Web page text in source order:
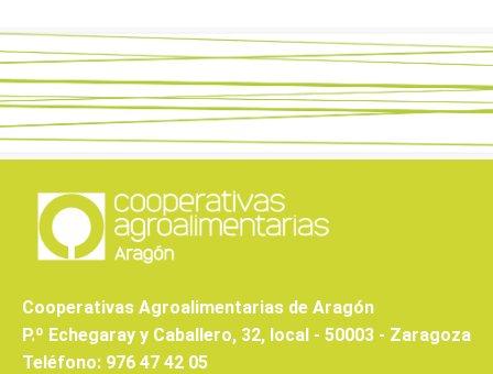
Cooperativas Agroalimentarias de Aragón
P.º Echegaray y Caballero, 32, local - 50003 - Zaragoza
Teléfono: 976 47 42 05